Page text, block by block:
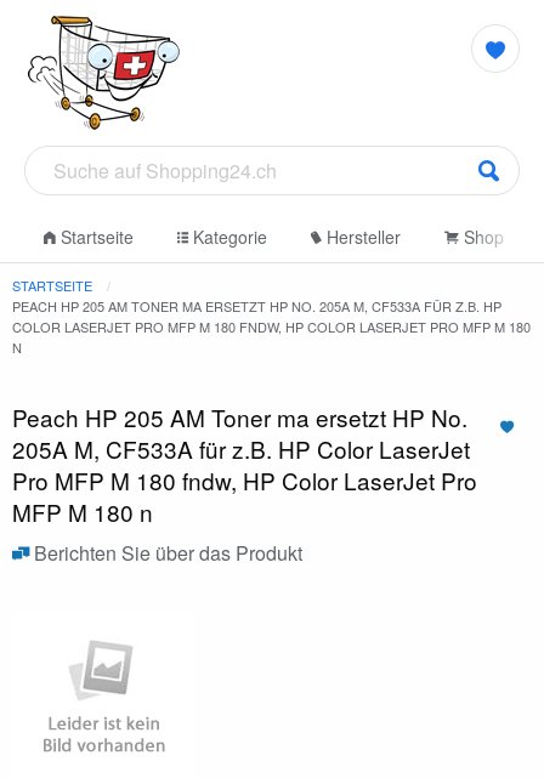
Startseite Kategorie Hersteller Shop
STARTSEITE
PEACH HP 205 AM TONER MA ERSETZT HP NO. 205A M, CF533A FÜR Z.B. HP
COLOR LASERJET PRO MFP M 180 FNDW, HP COLOR LASERJET PRO MFP M 180
N
Peach HP 205 AM Toner ma ersetzt HP No.
205A M, CF533A für z.B. HP Color LaserJet
Pro MFP M 180 fndw, HP Color LaserJet Pro
MFP M 180 n
Berichten Sie über das Produkt